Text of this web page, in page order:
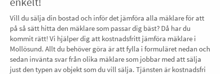
Vill du sälja din bostad och inför det jämföra alla mäklare för att
på så sätt hitta den mäklare som passar dig bäst? Då har du
kommit rätt! Vi hjälper dig att kostnadsfritt jämföra mäklare i
Mollösund. Allt du behöver göra är att fylla i formuläret nedan och
sedan invänta svar från olika mäklare som jobbar med att sälja
just den typen av objekt som du vill sälja. Tjänsten är kostnadsfri